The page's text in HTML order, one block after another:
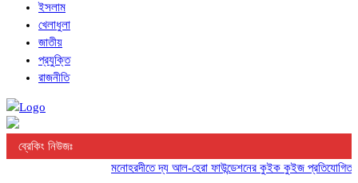
ইসলাম
খেলাধুলা
জাতীয়
প্রযুক্তি
রাজনীতি
ব্রেকিং নিউজঃ
মনোহরদীতে দ্য আল-হেরা ফাউন্ডেশনের কুইক কুইজ প্রতিযোগিতা